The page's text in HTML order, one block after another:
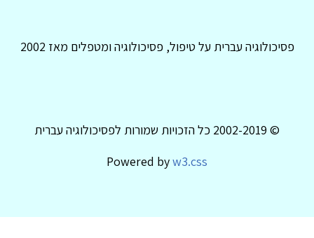
פסיכולוגיה עברית על טיפול, פסיכולוגיה ומטפלים מאז 2002
© 2002-2019 כל הזכויות שמורות לפסיכולוגיה עברית
Powered byw3.css